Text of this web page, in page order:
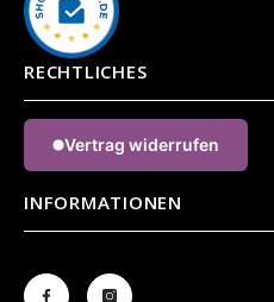
RECHTLICHES
Vertrag widerrufen
INFORMATIONEN